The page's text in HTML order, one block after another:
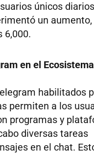
únicos diarios
un aumento,
6,000.
en el Ecosistema
habilitados
permiten a los
programas y
diversas tareas
en el chat.